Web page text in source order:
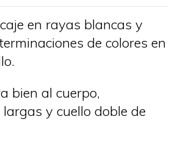
en rayas blancas y
de colores en
bien al cuerpo,
y cuello doble de